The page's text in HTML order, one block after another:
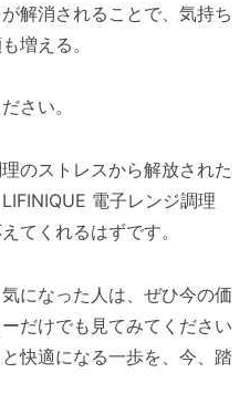
解消されることで、気持ち
増える。
さい。
のストレスから解放された
電子レンジ調理
てくれるはずです。
になった人は、ぜひ今の価
だけでも見てみてください
快適になる一歩を、今、踏